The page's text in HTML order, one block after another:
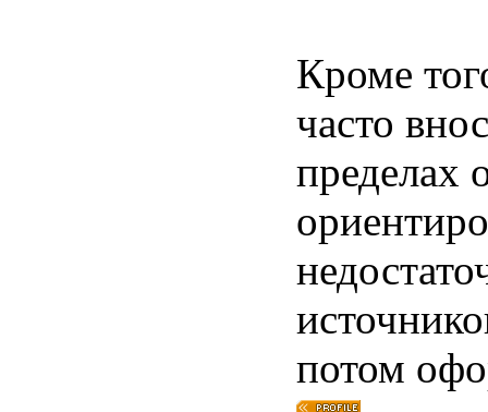
Кроме
часто
пределах
потом